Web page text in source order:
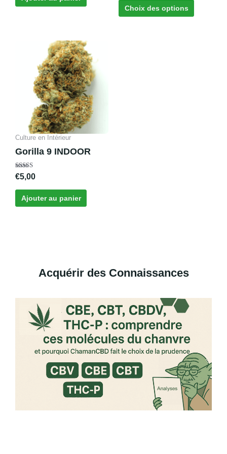
Choix des options
du
produit
Culture en Intérieur
Gorilla 9 INDOOR
Note
4.89
€5,00
Ajouter au panier
Acquérir des Connaissances